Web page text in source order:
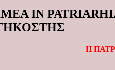
IN
Η